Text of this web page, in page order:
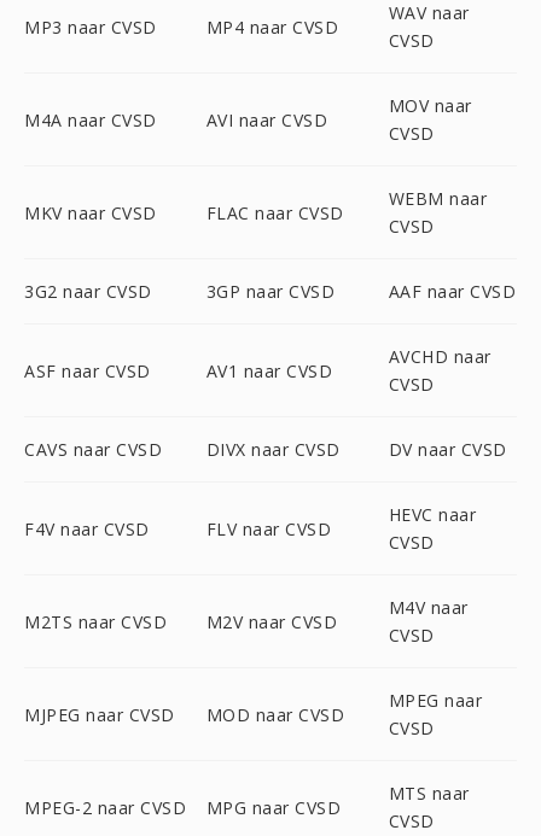
MP3 naar CVSD MP4 naar CVSD
WAV naar
CVSD
M4A naar CVSD AVI naar CVSD
MOV naar
CVSD
MKV naar CVSD FLAC naar CVSD
WEBM naar
CVSD
3G2 naar CVSD 3GP naar CVSD AAF naar CVSD
ASF naar CVSD AV1 naar CVSD
AVCHD naar
CVSD
CAVS naar CVSD DIVX naar CVSD DV naar CVSD
F4V naar CVSD FLV naar CVSD
HEVC naar
CVSD
M2TS naar CVSD M2V naar CVSD
M4V naar
CVSD
MJPEG naar CVSD MOD naar CVSD
MPEG naar
CVSD
MPEG-2 naar CVSD MPG naar CVSD
MTS naar
CVSD